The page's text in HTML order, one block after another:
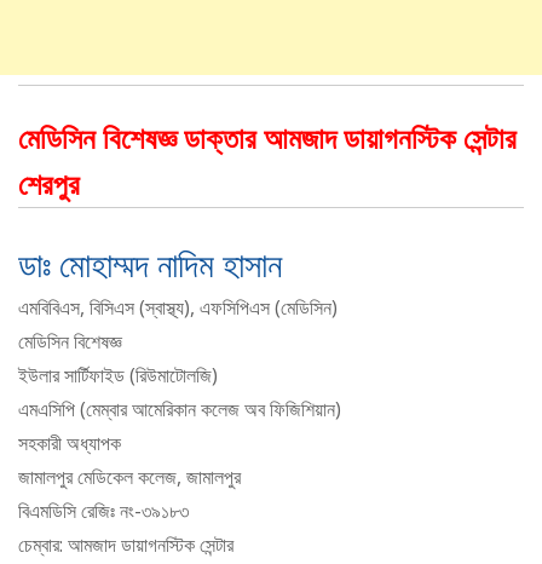
মেডিসিন বিশেষজ্ঞ ডাক্তার আমজাদ ডায়াগনস্টিক সেন্টার
শেরপুর
ডাঃ মোহাম্মদ নাদিম হাসান
এমবিবিএস, বিসিএস (স্বাস্থ্য), এফসিপিএস (মেডিসিন)
মেডিসিন বিশেষজ্ঞ
ইউলার সার্টিফাইড (রিউমাটোলজি)
এমএসিপি (মেম্বার আমেরিকান কলেজ অব ফিজিশিয়ান)
সহকারী অধ্যাপক
জামালপুর মেডিকেল কলেজ, জামালপুর
বিএমডিসি রেজিঃ নং-৩৯১৮৩
চেম্বার: আমজাদ ডায়াগনস্টিক সেন্টার